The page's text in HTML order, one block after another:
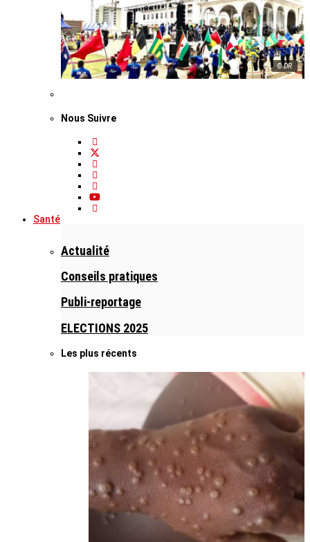
© DR
Nous Suivre
Santé
Actualité
Conseils pratiques
Publi-reportage
ELECTIONS 2025
Les plus récents